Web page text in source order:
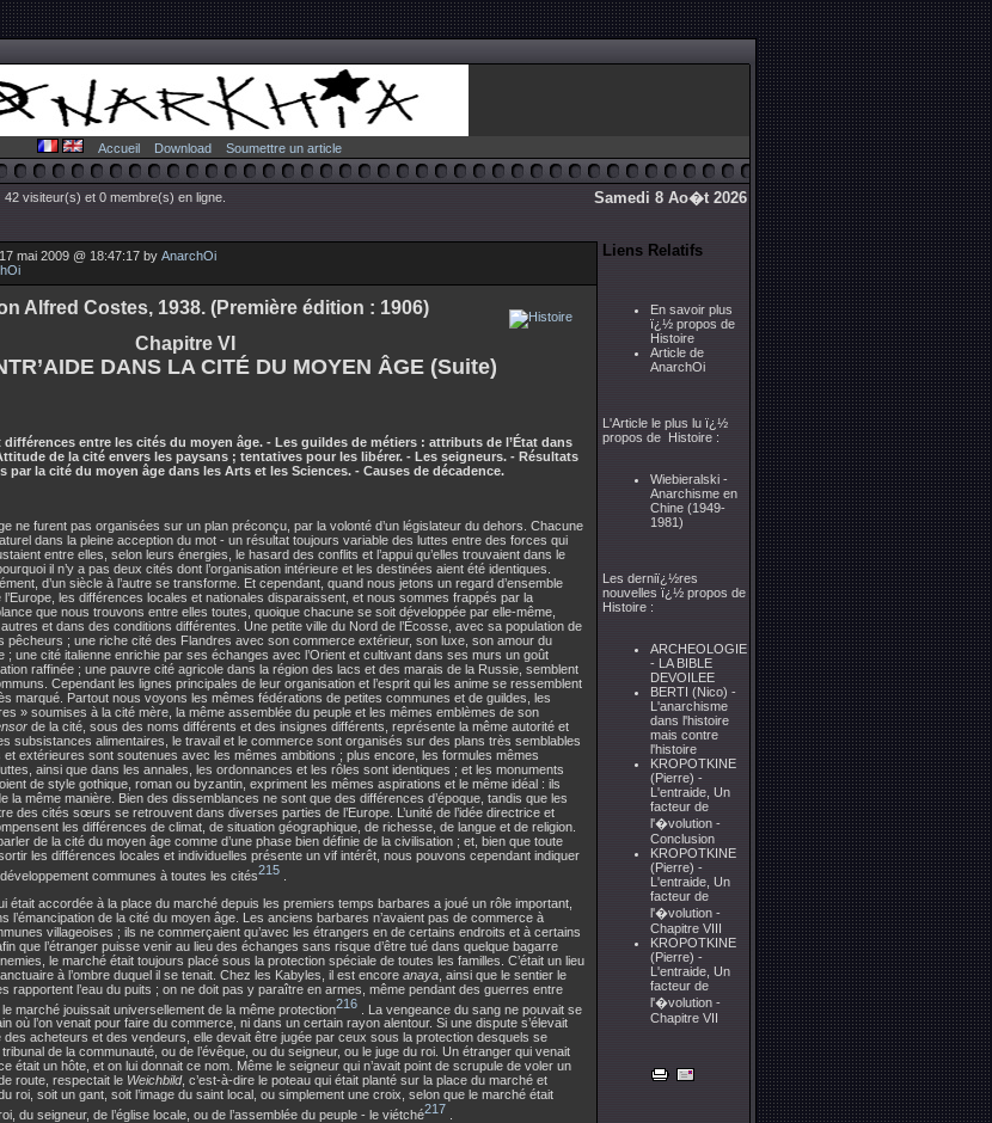
Accueil Download Soumettre un article
42 visiteur(s) et 0 membre(s) en ligne. Samedi 8 Ao�t 2026
mai 2009 @ 18:47:17 by AnarchOi
Alfred Costes, 1938. (Première édition : 1906)
Chapitre VI
DANS LA CITÉ DU MOYEN ÂGE (Suite)
différences entre les cités du moyen âge. - Les guildes de métiers : attributs de l’État dans
de la cité envers les paysans ; tentatives pour les libérer. - Les seigneurs. - Résultats
par la cité du moyen âge dans les Arts et les Sciences. - Causes de décadence.
ne furent pas organisées sur un plan préconçu, par la volonté d’un législateur du dehors. Chacune
dans la pleine acception du mot - un résultat toujours variable des luttes entre des forces qui
entre elles, selon leurs énergies, le hasard des conflits et l’appui qu’elles trouvaient dans le
il n’y a pas deux cités dont l’organisation intérieure et les destinées aient été identiques.
d’un siècle à l’autre se transforme. Et cependant, quand nous jetons un regard d’ensemble
les différences locales et nationales disparaissent, et nous sommes frappés par la
que nous trouvons entre elles toutes, quoique chacune se soit développée par elle-même,
et dans des conditions différentes. Une petite ville du Nord de l’Écosse, avec sa population de
pêcheurs ; une riche cité des Flandres avec son commerce extérieur, son luxe, son amour du
; une cité italienne enrichie par ses échanges avec l’Orient et cultivant dans ses murs un goût
raffinée ; une pauvre cité agricole dans la région des lacs et des marais de la Russie, semblent
Cependant les lignes principales de leur organisation et l’esprit qui les anime se ressemblent
marqué. Partout nous voyons les mêmes fédérations de petites communes et de guildes, les
» soumises à la cité mère, la même assemblée du peuple et les mêmes emblèmes de son
de la cité, sous des noms différents et des insignes différents, représente la même autorité et
subsistances alimentaires, le travail et le commerce sont organisés sur des plans très semblables
et extérieures sont soutenues avec les mêmes ambitions ; plus encore, les formules mêmes
ainsi que dans les annales, les ordonnances et les rôles sont identiques ; et les monuments
de style gothique, roman ou byzantin, expriment les mêmes aspirations et le même idéal : ils
la même manière. Bien des dissemblances ne sont que des différences d’époque, tandis que les
des cités sœurs se retrouvent dans diverses parties de l’Europe. L’unité de l’idée directrice et
les différences de climat, de situation géographique, de richesse, de langue et de religion.
de la cité du moyen âge comme d’une phase bien définie de la civilisation ; et, bien que toute
les différences locales et individuelles présente un vif intérêt, nous pouvons cependant indiquer
communes à toutes les cités215
était accordée à la place du marché depuis les premiers temps barbares a joué un rôle important,
l’émancipation de la cité du moyen âge. Les anciens barbares n’avaient pas de commerce à
villageoises ; ils ne commerçaient qu’avec les étrangers en de certains endroits et à certains
que l’étranger puisse venir au lieu des échanges sans risque d’être tué dans quelque bagarre
le marché était toujours placé sous la protection spéciale de toutes les familles. C’était un lieu
à l’ombre duquel il se tenait. Chez les Kabyles, il est encore anaya , ainsi que le sentier le
rapportent l’eau du puits ; on ne doit pas y paraître en armes, même pendant des guerres entre
marché jouissait universellement de la même protection216 . La vengeance du sang ne pouvait se
où l’on venait pour faire du commerce, ni dans un certain rayon alentour. Si une dispute s’élevait
des acheteurs et des vendeurs, elle devait être jugée par ceux sous la protection desquels se
de la communauté, ou de l’évêque, ou du seigneur, ou le juge du roi. Un étranger qui venait
était un hôte, et on lui donnait ce nom. Même le seigneur qui n’avait point de scrupule de voler un
route, respectait le Weichbild, c’est-à-dire le poteau qui était planté sur la place du marché et
roi, soit un gant, soit l’image du saint local, ou simplement une croix, selon que le marché était
du seigneur, de l’église locale, ou de l’assemblée du peuple - le viétché217
Liens Relatifs
En savoir plus
ï¿½ propos de
Histoire
Article de
AnarchOi
L'Article le plus lu ï¿½
propos de Histoire :
Wiebieralski -
Anarchisme en
Chine (1949-
1981)
Les derniï¿½res
nouvelles ï¿½ propos de
Histoire :
ARCHEOLOGIE
- LA BIBLE
DEVOILEE
BERTI (Nico) -
L'anarchisme
dans l'histoire
mais contre
l'histoire
KROPOTKINE
(Pierre) -
L'entraide, Un
facteur de
l'�volution -
Conclusion
KROPOTKINE
(Pierre) -
L'entraide, Un
facteur de
l'�volution -
Chapitre VIII
KROPOTKINE
(Pierre) -
L'entraide, Un
facteur de
l'�volution -
Chapitre VII